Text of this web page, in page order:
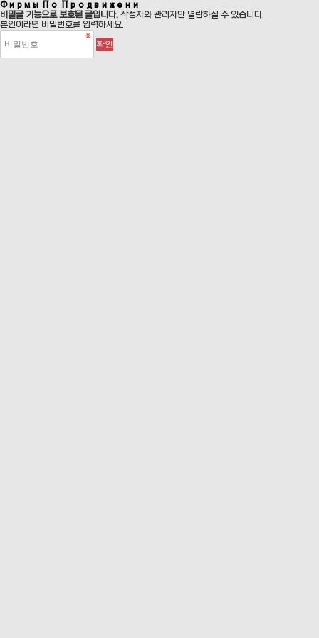
Фирмы По Продвижени
비밀글 기능으로 보호된 글입니다. 작성자와 관리자만 열람하실 수 있습니다.
본인이라면 비밀번호를 입력하세요.